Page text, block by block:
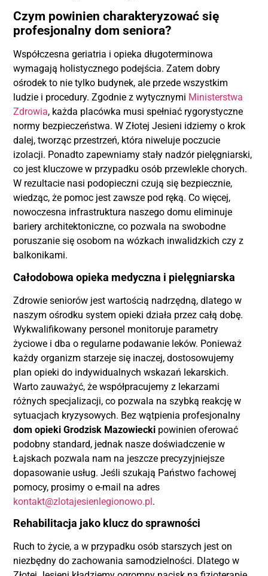
Czym powinien charakteryzować się
profesjonalny dom seniora?
Współczesna geriatria i opieka długoterminowa
wymagają holistycznego podejścia. Zatem dobry
ośrodek to nie tylko budynek, ale przede wszystkim
ludzie i procedury. Zgodnie z wytycznymi Ministerstwa
Zdrowia, każda placówka musi spełniać rygorystyczne
normy bezpieczeństwa. W Złotej Jesieni idziemy o krok
dalej, tworząc przestrzeń, która niweluje poczucie
izolacji. Ponadto zapewniamy stały nadzór pielęgniarski,
co jest kluczowe w przypadku osób przewlekle chorych.
W rezultacie nasi podopieczni czują się bezpiecznie,
wiedząc, że pomoc jest zawsze pod ręką. Co więcej,
nowoczesna infrastruktura naszego domu eliminuje
bariery architektoniczne, co pozwala na swobodne
poruszanie się osobom na wózkach inwalidzkich czy z
balkonikami.
Całodobowa opieka medyczna i pielęgniarska
Zdrowie seniorów jest wartością nadrzędną, dlatego w
naszym ośrodku system opieki działa przez całą dobę.
Wykwalifikowany personel monitoruje parametry
życiowe i dba o regularne podawanie leków. Ponieważ
każdy organizm starzeje się inaczej, dostosowujemy
plan opieki do indywidualnych wskazań lekarskich.
Warto zauważyć, że współpracujemy z lekarzami
różnych specjalizacji, co pozwala na szybką reakcję w
sytuacjach kryzysowych. Bez wątpienia profesjonalny
dom opieki Grodzisk Mazowiecki powinien oferować
podobny standard, jednak nasze doświadczenie w
Łajskach pozwala nam na jeszcze precyzyjniejsze
dopasowanie usług. Jeśli szukają Państwo fachowej
pomocy, prosimy o e-mail na adres
kontakt@zlotajesienlegionowo.pl.
Rehabilitacja jako klucz do sprawności
Ruch to życie, a w przypadku osób starszych jest on
niezbędny do zachowania samodzielności. Dlatego w